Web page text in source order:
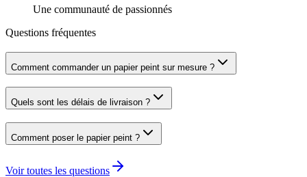
Une communauté de passionnés
Questions fréquentes
Comment commander un papier peint sur mesure ?
Quels sont les délais de livraison ?
Comment poser le papier peint ?
Voir toutes les questions